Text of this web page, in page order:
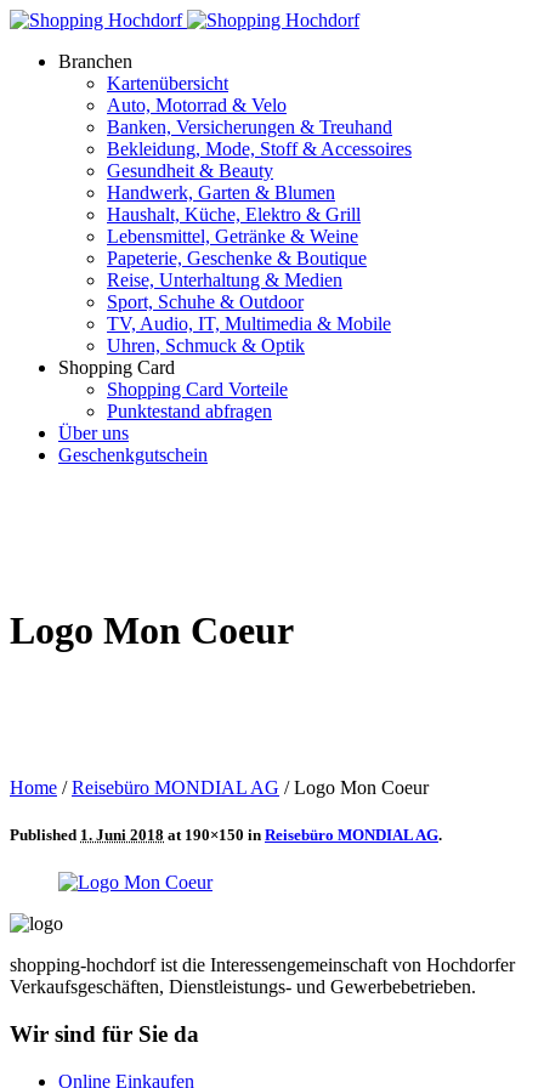
Branchen
Kartenübersicht
Auto, Motorrad & Velo
Banken, Versicherungen & Treuhand
Bekleidung, Mode, Stoff & Accessoires
Gesundheit & Beauty
Handwerk, Garten & Blumen
Haushalt, Küche, Elektro & Grill
Lebensmittel, Getränke & Weine
Papeterie, Geschenke & Boutique
Reise, Unterhaltung & Medien
Sport, Schuhe & Outdoor
TV, Audio, IT, Multimedia & Mobile
Uhren, Schmuck & Optik
Shopping Card
Shopping Card Vorteile
Punktestand abfragen
Über uns
Geschenkgutschein
Logo Mon Coeur
Home /Reisebüro MONDIAL AG /Logo Mon Coeur
Published 1. Juni 2018 at 190×150 in Reisebüro MONDIAL AG.
shopping-hochdorf ist die Interessengemeinschaft von Hochdorfer
Verkaufsgeschäften, Dienstleistungs- und Gewerbebetrieben.
Wir sind für Sie da
Online Einkaufen